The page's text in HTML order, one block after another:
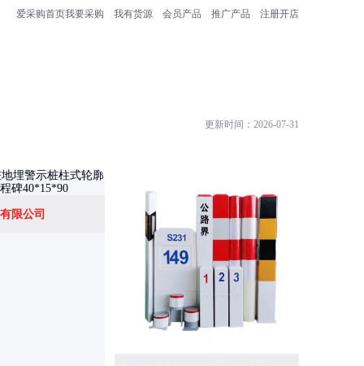
爱采购首页我要采购 我有货源 会员产品 推广产品 注册开店
更新时间：2026-07-31
限公司